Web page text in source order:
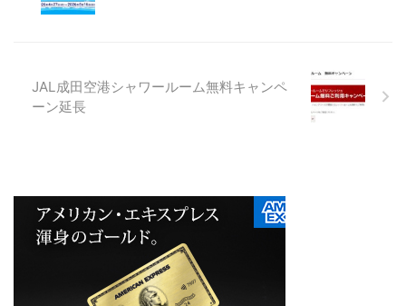
JAL成田空港シャワールーム無料キャンペ
ーン延長